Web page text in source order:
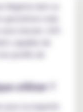
Végétol doit se
capable de
utiliser ?
la majorité